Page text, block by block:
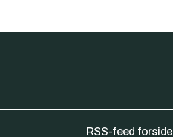
RSS-feed forside